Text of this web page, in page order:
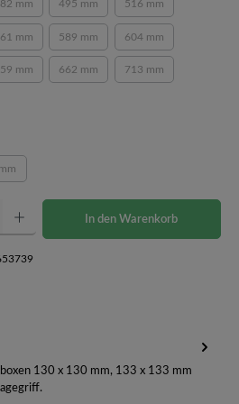
verfügbar.)
ist zurzeit nicht verfügbar.)
mm
(Diese Option ist zurzeit nicht verfügbar.)
495 mm(Diese Option ist zurzeit nicht
516 mm(Diese Option ist
verfügbar.)
ist zurzeit nicht verfügbar.)
mm
(Diese Option ist zurzeit nicht verfügbar.)
589 mm(Diese Option ist zurzeit nicht
604 mm(Diese Option ist
verfügbar.)
ist zurzeit nicht verfügbar.)
mm
(Diese Option ist zurzeit nicht verfügbar.)
662 mm(Diese Option ist zurzeit nicht
713 mm(Diese Option ist
verfügbar.)
verfügbar.)
zurzeit nicht verfügbar.)
(Diese Option ist zurzeit nicht verfügbar.)
Wert ein oder benutze die Schaltflächen um die
In den Warenkorb
130 x 130 mm, 133 x 133 mm